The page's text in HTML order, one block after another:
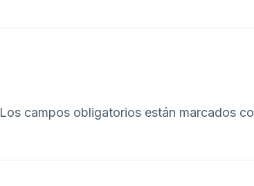
Los campos obligatorios están marcados